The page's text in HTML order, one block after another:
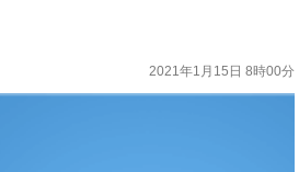
2021年1月15日 8時00分